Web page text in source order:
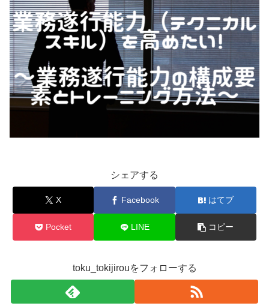
シェアする
X Facebook はてブ
Pocket LINE コピー
toku_tokijirouをフォローする